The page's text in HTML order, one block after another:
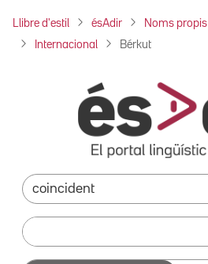
Llibre d'estil ésAdir Noms propis
Internacional Bérkut